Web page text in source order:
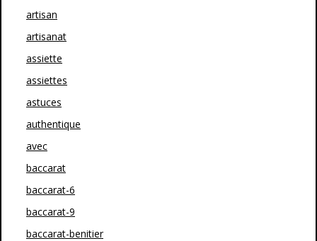
artisan
artisanat
assiette
assiettes
astuces
authentique
avec
baccarat
baccarat-6
baccarat-9
baccarat-benitier